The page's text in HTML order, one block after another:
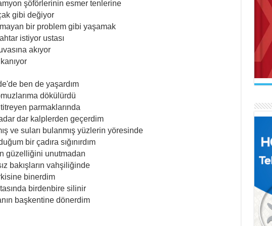
şöförlerinin esmer tenlerine
gibi değiyor
bir problem gibi yaşamak
istiyor ustası
akıyor
ben de yaşardım
dökülürdü
parmaklarında
dar kalplerden geçerdim
ve suları bulanmış yüzlerin yöresinde
bir çadıra sığınırdım
güzelliğini unutmadan
bakışların vahşiliğinde
binerdim
birdenbire silinir
başkentine dönerdim
Ne